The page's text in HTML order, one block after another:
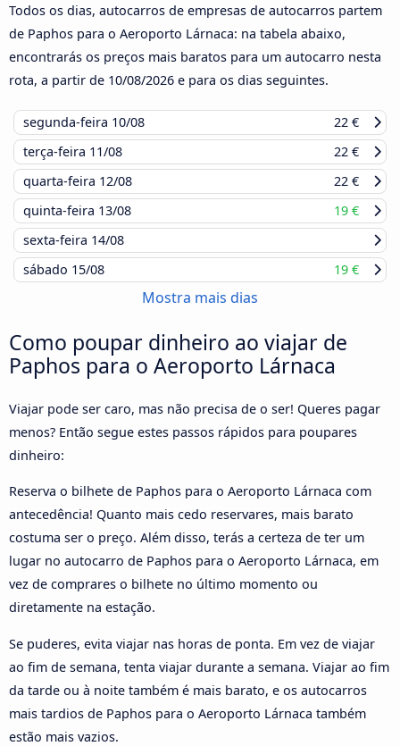
Todos os dias, autocarros de empresas de autocarros partem
de Paphos para o Aeroporto Lárnaca: na tabela abaixo,
encontrarás os preços mais baratos para um autocarro nesta
rota, a partir de 10/08/2026 e para os dias seguintes.
segunda-feira 10/08
22 €
terça-feira 11/08
22 €
quarta-feira 12/08
22 €
quinta-feira 13/08
19 €
sexta-feira 14/08
sábado 15/08 19 €
Mostra mais dias
Como poupar dinheiro ao viajar de
Paphos para o Aeroporto Lárnaca
Viajar pode ser caro, mas não precisa de o ser! Queres pagar
menos? Então segue estes passos rápidos para poupares
dinheiro:
Reserva o bilhete de Paphos para o Aeroporto Lárnaca com
antecedência! Quanto mais cedo reservares, mais barato
costuma ser o preço. Além disso, terás a certeza de ter um
lugar no autocarro de Paphos para o Aeroporto Lárnaca, em
vez de comprares o bilhete no último momento ou
diretamente na estação.
Se puderes, evita viajar nas horas de ponta. Em vez de viajar
ao fim de semana, tenta viajar durante a semana. Viajar ao fim
da tarde ou à noite também é mais barato, e os autocarros
mais tardios de Paphos para o Aeroporto Lárnaca também
estão mais vazios.